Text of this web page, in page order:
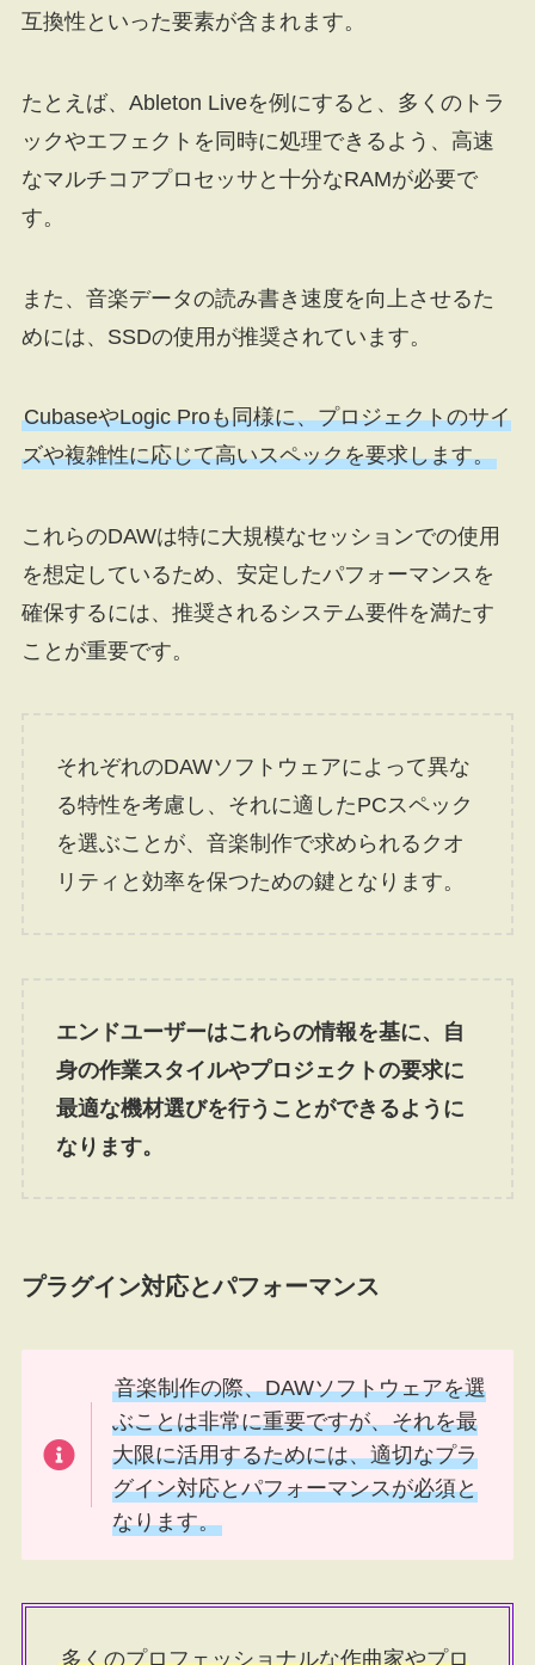
互換性といった要素が含まれます。
たとえば、Ableton Liveを例にすると、多くのトラ
ックやエフェクトを同時に処理できるよう、高速
なマルチコアプロセッサと十分なRAMが必要で
す。
また、音楽データの読み書き速度を向上させるた
めには、SSDの使用が推奨されています。
CubaseやLogic Proも同様に、プロジェクトのサイ
ズや複雑性に応じて高いスペックを要求します。
これらのDAWは特に大規模なセッションでの使用
を想定しているため、安定したパフォーマンスを
確保するには、推奨されるシステム要件を満たす
ことが重要です。
それぞれのDAWソフトウェアによって異な
る特性を考慮し、それに適したPCスペック
を選ぶことが、音楽制作で求められるクオ
リティと効率を保つための鍵となります。
エンドユーザーはこれらの情報を基に、自
身の作業スタイルやプロジェクトの要求に
最適な機材選びを行うことができるように
なります。
プラグイン対応とパフォーマンス
音楽制作の際、DAWソフトウェアを選
ぶことは非常に重要ですが、それを最
大限に活用するためには、適切なプラ
グイン対応とパフォーマンスが必須と
なります。
多くのプロフェッショナルな作曲家やプロ